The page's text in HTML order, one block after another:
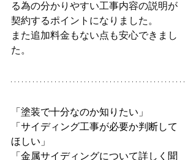
る為の分かりやすい工事内容の説明が
契約するポイントになりました。
また追加料金もない点も安心できまし
た。
「塗装で十分なのか知りたい」
「サイディング工事が必要か判断して
ほしい」
「金属サイディングについて詳しく聞